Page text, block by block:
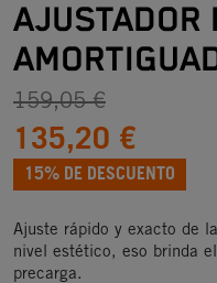
AJUSTADOR
159,05 €
135,20 €
15% DE DESCUENTO
Ajuste rápido y exacto de
nivel estético, eso brinda
precarga.